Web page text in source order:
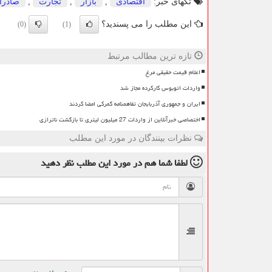
این مطلب را می پسندید؟ (1)
(0)
تازه ترین مطالب مرتبط
اعلام قیمت حقیقی مرغ
واردات اتوبوس کارکرده مجاز شد
ایران و جمهوری آذربایجان تفاهمنامه گمرکی امضا کردند
اختصاصی خبرآنلاین از واردات 27 میلیون لیتری تا بازگشت ناترازی
نظرات بینندگان در مورد این مطلب
لطفا شما همدر مورد این مطلبنظر دهید